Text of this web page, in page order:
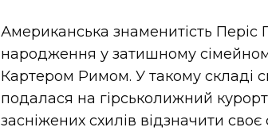
Американська знаменитість Періс
народження у затишному
Картером Римом. У такому складі
подалася на гірськолижний
засніжених схилів відзначити своє